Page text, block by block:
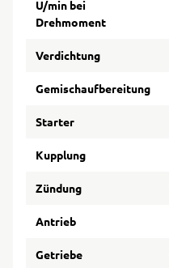
U/min bei
Drehmoment
Verdichtung
Gemischaufbereitung
Starter
Kupplung
Zündung
Antrieb
Getriebe